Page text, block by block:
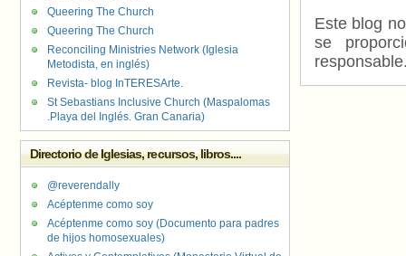
Este blog
se
Queering The Church
Queering The Church
Reconciling Ministries Network (Iglesia
Metodista, en inglés)
Revista- blog InTERESArte.
St Sebastians Inclusive Church (Maspalomas
.Playa del Inglés. Gran Canaria)
Directorio de Iglesias, recursos, libros....
@reverendally
Acéptenme como soy
Acéptenme como soy (Documento para padres
de hijos homosexuales)